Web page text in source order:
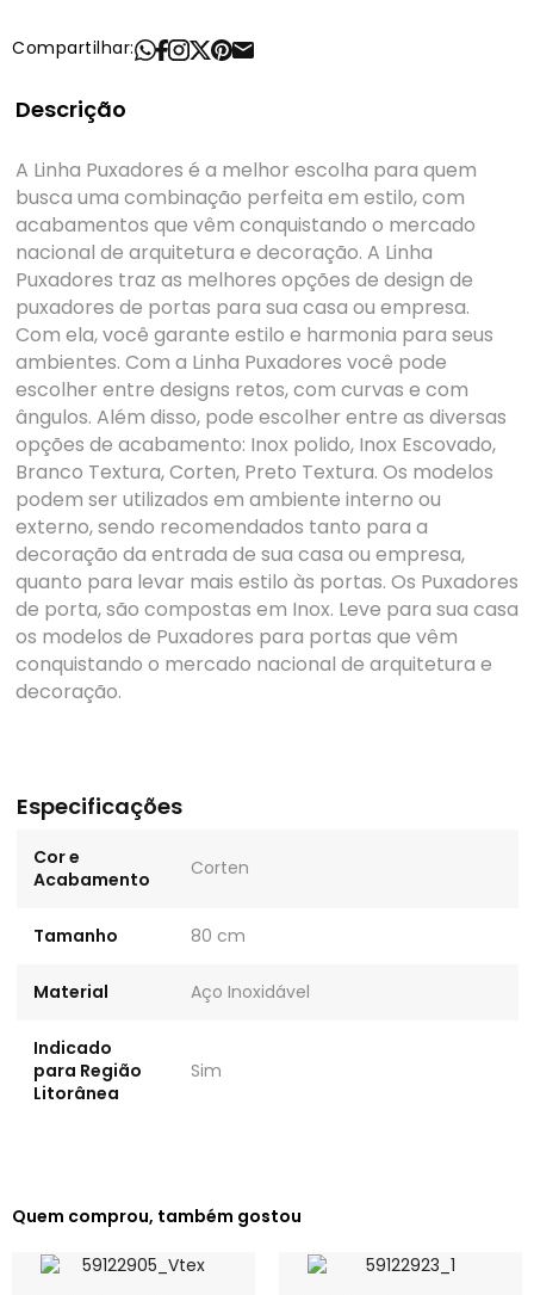
Compartilhar:
Descrição
A Linha Puxadores é a melhor escolha para quem
busca uma combinação perfeita em estilo, com
acabamentos que vêm conquistando o mercado
nacional de arquitetura e decoração. A Linha
Puxadores traz as melhores opções de design de
puxadores de portas para sua casa ou empresa.
Com ela, você garante estilo e harmonia para seus
ambientes. Com a Linha Puxadores você pode
escolher entre designs retos, com curvas e com
ângulos. Além disso, pode escolher entre as diversas
opções de acabamento: Inox polido, Inox Escovado,
Branco Textura, Corten, Preto Textura. Os modelos
podem ser utilizados em ambiente interno ou
externo, sendo recomendados tanto para a
decoração da entrada de sua casa ou empresa,
quanto para levar mais estilo às portas. Os Puxadores
de porta, são compostas em Inox. Leve para sua casa
os modelos de Puxadores para portas que vêm
conquistando o mercado nacional de arquitetura e
decoração.
Especificações
Cor e
Acabamento
Corten
Tamanho 80 cm
Material Aço Inoxidável
Indicado
para Região
Litorânea
Sim
Quem comprou, também gostou